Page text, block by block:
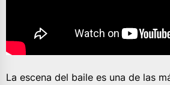
La escena del baile es una de las